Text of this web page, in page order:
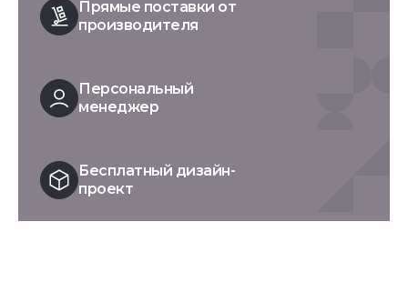
Прямые поставки от
производителя
Персональный
менеджер
Бесплатный дизайн-
проект